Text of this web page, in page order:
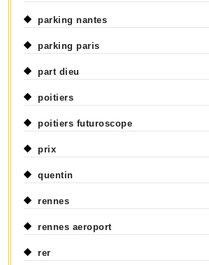
parking nantes
parking paris
part dieu
poitiers
poitiers futuroscope
prix
quentin
rennes
rennes aeroport
rer